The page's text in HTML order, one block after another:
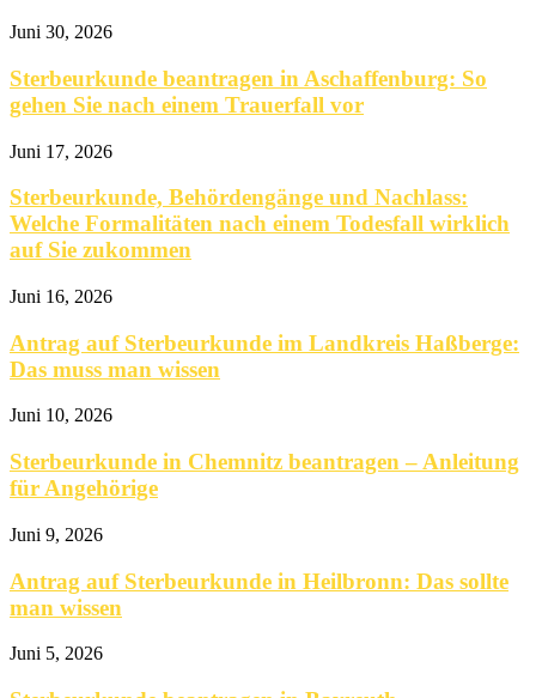
Juni 30, 2026
Sterbeurkunde beantragen in Aschaffenburg: So
gehen Sie nach einem Trauerfall vor
Juni 17, 2026
Sterbeurkunde, Behördengänge und Nachlass:
Welche Formalitäten nach einem Todesfall wirklich
auf Sie zukommen
Juni 16, 2026
Antrag auf Sterbeurkunde im Landkreis Haßberge:
Das muss man wissen
Juni 10, 2026
Sterbeurkunde in Chemnitz beantragen – Anleitung
für Angehörige
Juni 9, 2026
Antrag auf Sterbeurkunde in Heilbronn: Das sollte
man wissen
Juni 5, 2026